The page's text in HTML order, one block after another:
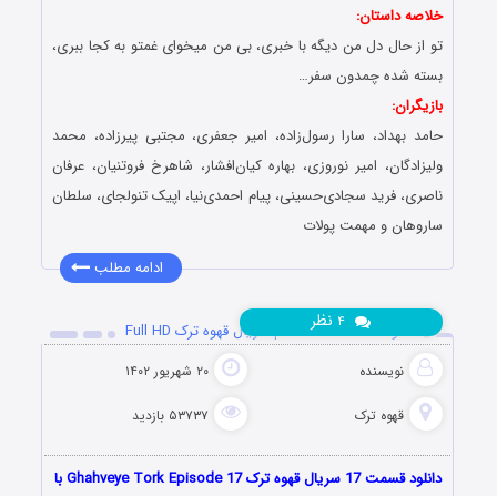
خلاصه داستان:
تو از حال دل من دیگه با خبری، بی من میخوای غمتو به کجا ببری،
بسته شده چمدون سفر…
بازیگران:
حامد بهداد، سارا رسول‌زاده، امیر جعفری، مجتبی پیرزاده، محمد
ولیزادگان، امیر نوروزی، بهاره کیان‌افشار، شاهرخ فروتنیان، عرفان
ناصری، فرید سجادی‌حسینی، پیام احمدی‌نیا، اپیک تنولجای، سلطان
ساروهان و مهمت پولات
ادامه مطلب
دانلود قسمت 17 هفدهم سریال قهوه ترک Full HD
نویسنده ۲۰ شهریور ۱۴۰۲
قهوه ترک ۵۳۷۳۷ بازدید
نظر
دانلود قسمت 17 سریال قهوه ترک Ghahveye Tork Episode 17 با